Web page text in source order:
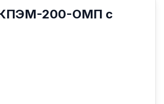
КПЭМ-200-ОМП с